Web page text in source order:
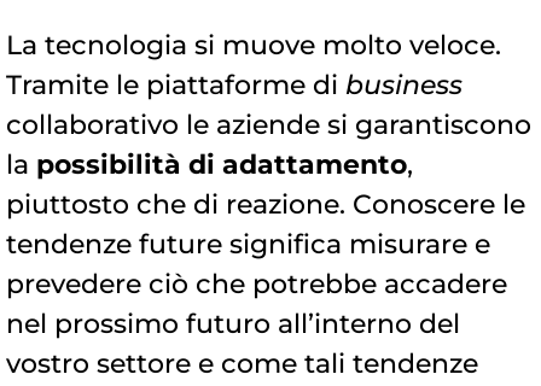
La tecnologia si muove molto veloce.
Tramite le piattaforme di business
collaborativo le aziende si garantiscono
la possibilità di adattamento,
piuttosto che di reazione. Conoscere le
tendenze future significa misurare e
prevedere ciò che potrebbe accadere
nel prossimo futuro all’interno del
vostro settore e come tali tendenze